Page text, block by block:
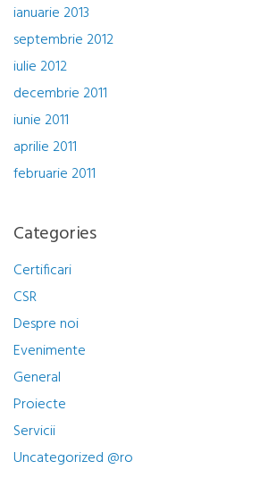
ianuarie 2013
septembrie 2012
iulie 2012
decembrie 2011
iunie 2011
aprilie 2011
februarie 2011
Categories
Certificari
CSR
Despre noi
Evenimente
General
Proiecte
Servicii
Uncategorized @ro